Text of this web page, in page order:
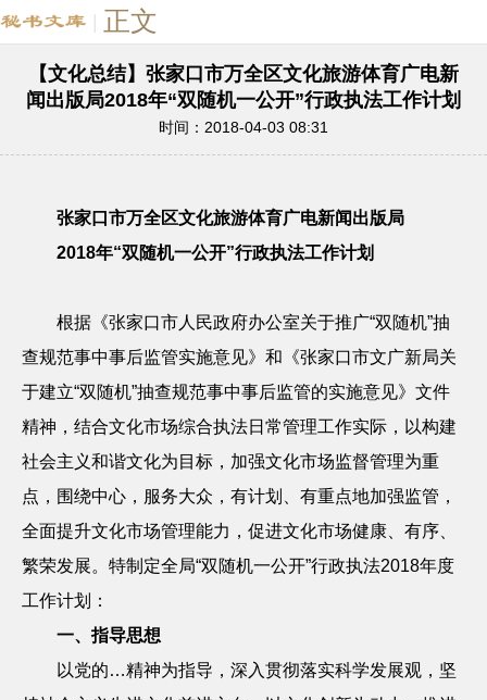
正文
【文化总结】张家口市万全区文化旅游体育广电新
闻出版局2018年“双随机一公开”行政执法工作计划
时间：2018-04-03 08:31
张家口市万全区文化旅游体育广电新闻出版局
2018年“双随机一公开”行政执法工作计划
根据《张家口市人民政府办公室关于推广“双随机”抽
查规范事中事后监管实施意见》和《张家口市文广新局关
于建立“双随机”抽查规范事中事后监管的实施意见》文件
精神，结合文化市场综合执法日常管理工作实际，以构建
社会主义和谐文化为目标，加强文化市场监督管理为重
点，围绕中心，服务大众，有计划、有重点地加强监管，
全面提升文化市场管理能力，促进文化市场健康、有序、
繁荣发展。特制定全局“双随机一公开”行政执法2018年度
工作计划：
一、指导思想
以党的…精神为指导，深入贯彻落实科学发展观，坚